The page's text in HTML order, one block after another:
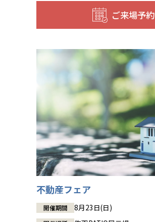
ご来場予約
不動産フェア
開催期間 8月23日(日)